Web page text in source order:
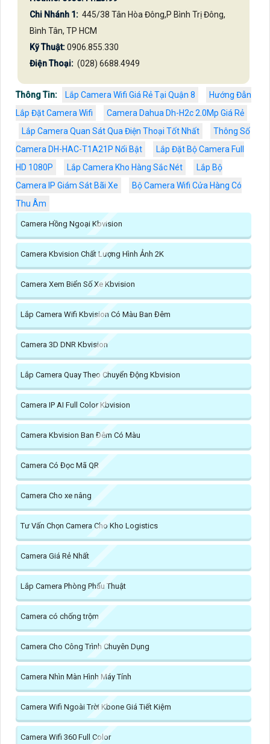
Chi Nhánh 1: 445/38 Tân Hòa Đông,P Bình Trị Đông,
Bình Tân, TP HCM
Kỹ Thuật:0906.855.330
Điện Thoại: (028) 6688.4949
Thông Tin: Lắp Camera Wifi Giá Rẻ Tại Quận 8
Hướng Đẫn
Lắp Đặt Camera Wifi
Camera Dahua Dh-H2c 2.0Mp Giá Rẻ
Lắp Camera Quan Sát Qua Điện Thoại Tốt Nhất
Thông Số
Camera DH-HAC-T1A21P Nổi Bật
Lắp Đặt Bộ Camera Full
HD 1080P
Lắp Camera Kho Hàng Sắc Nét
Lắp Bộ
Camera IP Giám Sát Bãi Xe
Bộ Camera Wifi Cửa Hàng Có
Thu Âm
Camera Hồng Ngoại Kbvision
Camera Kbvision Chất Lượng Hình Ảnh 2K
Camera Xem Biển Số Xe Kbvision
Lắp Camera Wifi Kbvision Có Màu Ban Đêm
Camera 3D DNR Kbvision
Lắp Camera Quay Theo Chuyển Động Kbvision
Camera IP AI Full Color Kbvision
Camera Kbvision Ban Đêm Có Màu
Camera Có Đọc Mã QR
Camera Cho xe nâng
Tư Vấn Chọn Camera Cho Kho Logistics
Camera Giá Rẻ Nhất
Lắp Camera Phòng Phẩu Thuật
Camera có chống trộm
Camera Cho Công Trình Chuyên Dụng
Camera Nhìn Màn Hình Máy Tính
Camera Wifi Ngoài Trời Kbone Giá Tiết Kiệm
Camera Wifi 360 Full Color